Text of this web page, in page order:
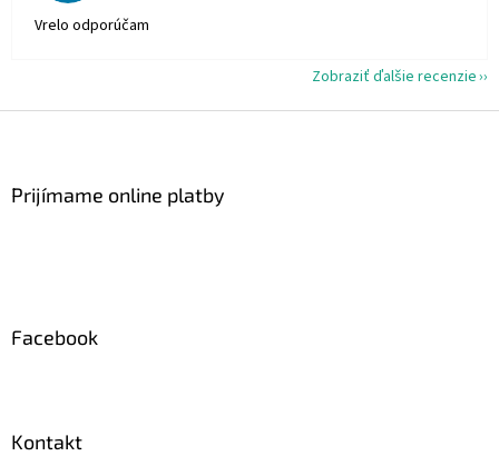
Vrelo odporúčam
Zobraziť ďalšie recenzie
Prijímame online platby
Facebook
Kontakt